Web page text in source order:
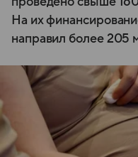
На их
направил более 205